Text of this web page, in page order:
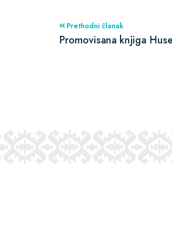
Prethodni članak
Promovisana knjiga